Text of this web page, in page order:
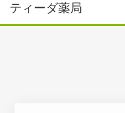
ティーダ薬局